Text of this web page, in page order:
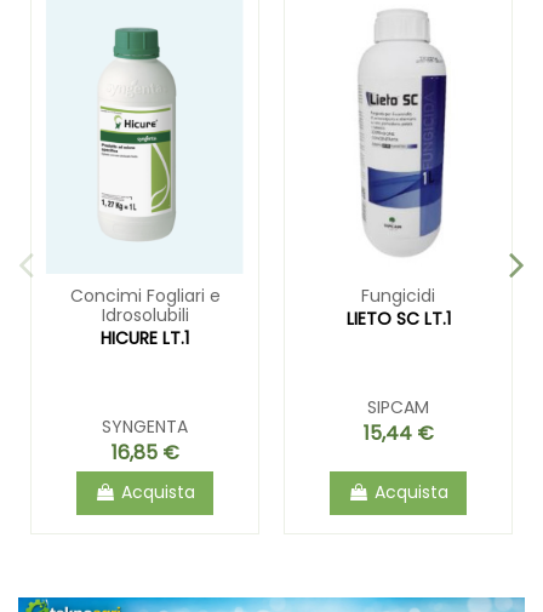
Concimi Fogliari e
Idrosolubili
HICURE LT.1
SYNGENTA
16,85 €
Acquista
Fungicidi
LIETO SC LT.1
SIPCAM
15,44 €
Acquista